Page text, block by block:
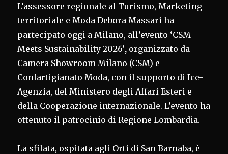
L’assessore regionale al Turismo, Marketing
territoriale e Moda Debora Massari ha
partecipato oggi a Milano, all’evento ‘CSM
Meets Sustainability 2026’, organizzato da
Camera Showroom Milano (CSM) e
Confartigianato Moda, con il supporto di Ice-
Agenzia, del Ministero degli Affari Esteri e
della Cooperazione internazionale. L’evento ha
ottenuto il patrocinio di Regione Lombardia.
La sfilata, ospitata agli Orti di San Barnaba, è